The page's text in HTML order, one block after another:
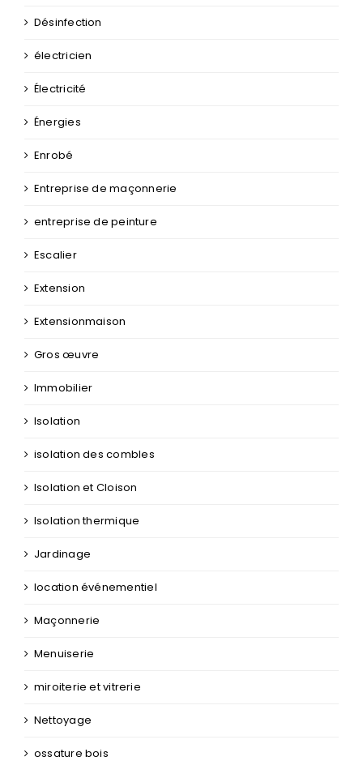
électricien
Électricité
Énergies
Enrobé
Entreprise de maçonnerie
entreprise de peinture
Escalier
Extension
Extensionmaison
Gros œuvre
Immobilier
Isolation
isolation des combles
Isolation et Cloison
Isolation thermique
Jardinage
location événementiel
Maçonnerie
Menuiserie
miroiterie et vitrerie
Nettoyage
ossature bois
Parquets